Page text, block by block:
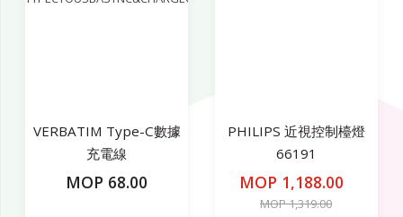
VERBATIM Type-C數據
充電線
MOP 68.00
PHILIPS 近視控制檯燈
66191
MOP 1,188.00
MOP 1,319.00